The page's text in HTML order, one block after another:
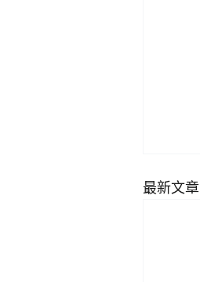
最新文章